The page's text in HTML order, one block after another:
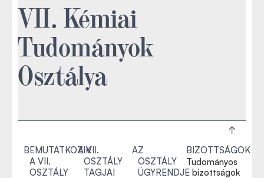
VII. Kémiai
Tudományok
Osztálya
BEMUTATKOZIK
A VII.
OSZTÁLY
A VII.
OSZTÁLY
TAGJAI
AZ
OSZTÁLY
ÜGYRENDJE
BIZOTTSÁGOK
Tudományos
bizottságok